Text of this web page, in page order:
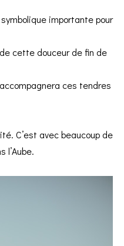
importante pour
cette douceur de fin de
ces tendres
C’est avec beaucoup de
l’Aube.